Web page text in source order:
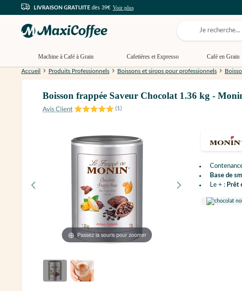
LIVRAISON GRATUITE dès 39€ Voir plus
Machine à Café à Grain Cafetières et Expresso Café en Grain
Accueil Produits Professionnels Boissons et sirops pour professionnels
Boisson frappée Saveur Chocolat 1.36 kg -
(1)
Passez la souris pour zoomer
Base de
Le + : Prêt